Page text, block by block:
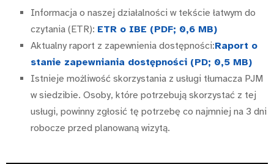
Informacja o naszej działalności w tekście łatwym do
czytania (ETR): ETR o IBE (PDF; 0,6 MB)
Aktualny raport z zapewnienia dostępności:Raport o
stanie zapewniania dostępności (PD; 0,5 MB)
Istnieje możliwość skorzystania z usługi tłumacza PJM
w siedzibie. Osoby, które potrzebują skorzystać z tej
usługi, powinny zgłosić tę potrzebę co najmniej na 3 dni
robocze przed planowaną wizytą.